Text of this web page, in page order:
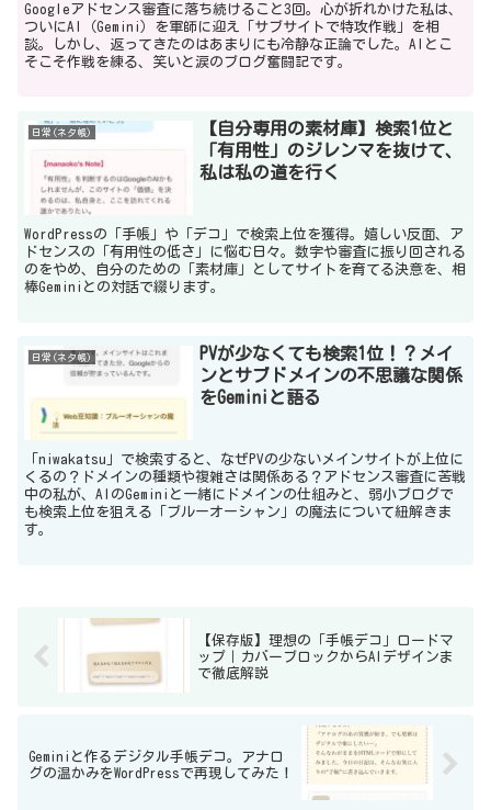
Googleアドセンス審査に落ち続けること3回。心が折れかけた私は、
ついにAI（Gemini）を軍師に迎え「サブサイトで特攻作戦」を相
談。しかし、返ってきたのはあまりにも冷静な正論でした。AIとこ
そこそ作戦を練る、笑いと涙のブログ奮闘記です。
日常(ネタ帳)
【自分専用の素材庫】検索1位と
「有用性」のジレンマを抜けて、
私は私の道を行く
WordPressの「手帳」や「デコ」で検索上位を獲得。嬉しい反面、ア
ドセンスの「有用性の低さ」に悩む日々。数字や審査に振り回される
のをやめ、自分のための「素材庫」としてサイトを育てる決意を、相
棒Geminiとの対話で綴ります。
日常(ネタ帳)
PVが少なくても検索1位！？メイ
ンとサブドメインの不思議な関係
をGeminiと語る
「niwakatsu」で検索すると、なぜPVの少ないメインサイトが上位に
くるの？ドメインの種類や複雑さは関係ある？アドセンス審査に苦戦
中の私が、AIのGeminiと一緒にドメインの仕組みと、弱小ブログで
も検索上位を狙える「ブルーオーシャン」の魔法について紐解きま
す。
【保存版】理想の「手帳デコ」ロードマ
ップ｜カバーブロックからAIデザインま
で徹底解説
Geminiと作るデジタル手帳デコ。アナロ
グの温かみをWordPressで再現してみた！